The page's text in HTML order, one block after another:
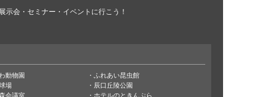
展示会・セミナー・イベントに行こう！
動物園
ふれあい昆虫館
場
辰口丘陵公園
会議室 ホテルのときんぷら